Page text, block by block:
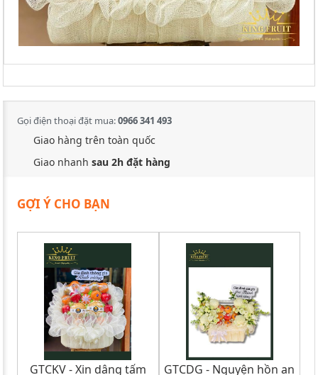
Gọi điện thoại đặt mua:0966 341 493
Giao hàng trên toàn quốc
Giao nhanh sau 2h đặt hàng
GỢI Ý CHO BẠN
GTCKV - Xin dâng tấm GTCDG - Nguyện hồn an